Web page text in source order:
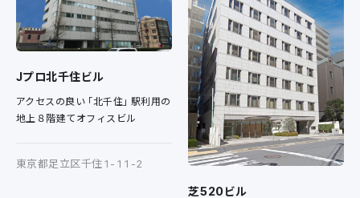
Jプロ北千住ビル
アクセスの良い「北千住」駅利用の
地上８階建てオフィスビル
東京都足立区千住1-11-2
芝520ビル